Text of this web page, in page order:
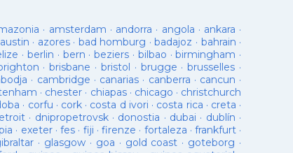
· amsterdam · andorra · angola · ankara ·
austin · azores· bad homburg ·badajoz · bahrain ·
· berlin · bern ·beziers · bilbao ·birmingham ·
·brisbane · bristol · brugge ·brusselles ·
· cambridge · canarias · canberra · cancun ·
· chester · chiapas· chicago · christchurch
· corfu · cork · costa d ivori · costa rica · creta ·
· dnipropetrovsk· donostia · dubai · dublín ·
· exeter· fes · fiji · firenze · fortaleza · frankfurt ·
· glasgow· goa · gold coast · goteborg ·